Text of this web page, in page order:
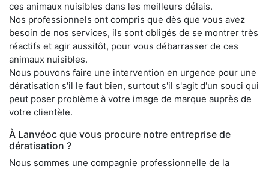
ces animaux nuisibles dans les meilleurs délais.
Nos professionnels ont compris que dès que vous avez
besoin de nos services, ils sont obligés de se montrer très
réactifs et agir aussitôt, pour vous débarrasser de ces
animaux nuisibles.
Nous pouvons faire une intervention en urgence pour une
dératisation s'il le faut bien, surtout s'il s'agit d'un souci qui
peut poser problème à votre image de marque auprès de
votre clientèle.
À Lanvéoc que vous procure notre entreprise de
dératisation ?
Nous sommes une compagnie professionnelle de la